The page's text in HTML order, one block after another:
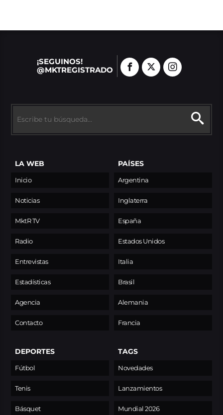
¡SEGUINOS!
@MKTREGISTRADO
LA WEB
Inicio
Noticias
MktR TV
Radio
Entrevistas
Estadísticas
Agencia
Contacto
PAÍSES
Argentina
Inglaterra
España
Estados Unidos
Italia
Brasil
Alemania
Francia
DEPORTES
Fútbol
Tenis
Básquet
TAGS
Novedades
Lanzamientos
Mundial 2026